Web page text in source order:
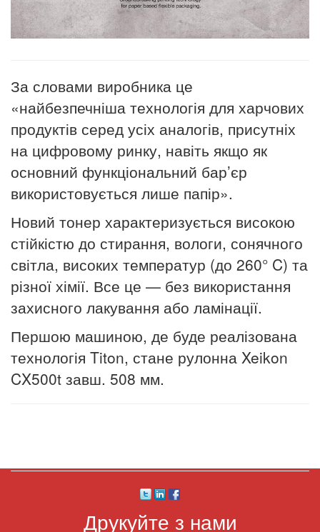
За словами виробника це
«найбезпечніша технологія для харчових
продуктів серед усіх аналогів, присутніх
на цифровому ринку, навіть якщо як
основний функціональний бар’єр
використовується лише папір».
Новий тонер характеризується високою
стійкістю до стирання, вологи, сонячного
світла, високих температур (до 260° C) та
різної хімії. Все це — без використання
захисного лакування або ламінації.
Першою машиною, де буде реалізована
технологія Titon, стане рулонна Xeikon
CX500t завш. 508 мм.
Друкуйте з нами